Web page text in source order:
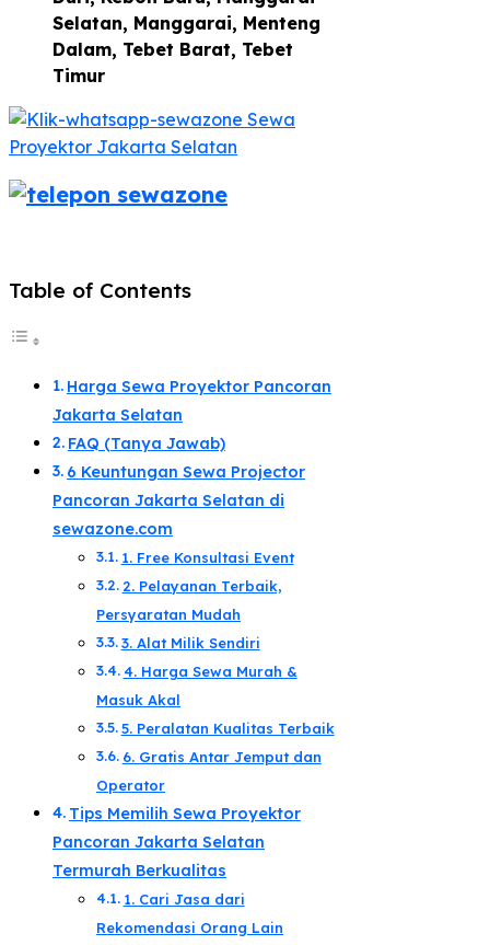
Selatan, Manggarai, Menteng
Dalam, Tebet Barat, Tebet
Timur
Table of Contents
Harga Sewa Proyektor Pancoran
Jakarta Selatan
FAQ (Tanya Jawab)
6 Keuntungan Sewa Projector
Pancoran Jakarta Selatan di
sewazone.com​
1. Free Konsultasi Event
2. Pelayanan Terbaik,
Persyaratan Mudah​
3. Alat Milik Sendiri​
​4. Harga Sewa Murah &
Masuk Akal​
5. Peralatan Kualitas Terbaik​
6. Gratis Antar Jemput dan
Operator​
Tips Memilih Sewa Proyektor
Pancoran Jakarta Selatan
Termurah Berkualitas​
1. Cari Jasa dari
Rekomendasi Orang Lain​